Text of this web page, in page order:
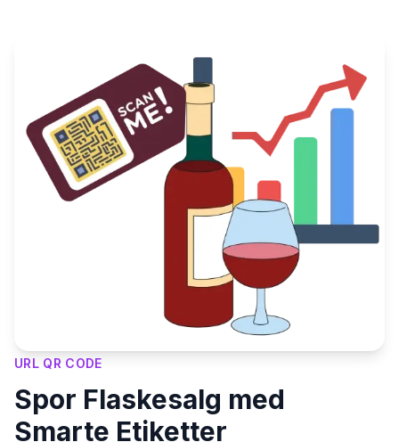
URL QR CODE
Spor Flaskesalg med
Smarte Etiketter